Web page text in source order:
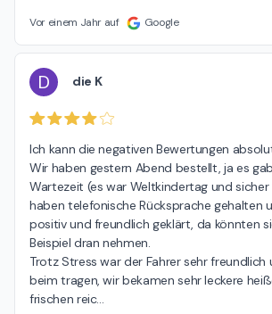
Vor einem Jahr auf Google
D die K
Ich kann die negativen Bewertungen
Wir haben gestern Abend bestellt, ja es
Wartezeit (es war Weltkindertag und sicher
haben telefonische Rücksprache gehalten
positiv und freundlich geklärt, da könnten
Beispiel dran nehmen.
Trotz Stress war der Fahrer sehr freundlich
beim tragen, wir bekamen sehr leckere
frischen reic…